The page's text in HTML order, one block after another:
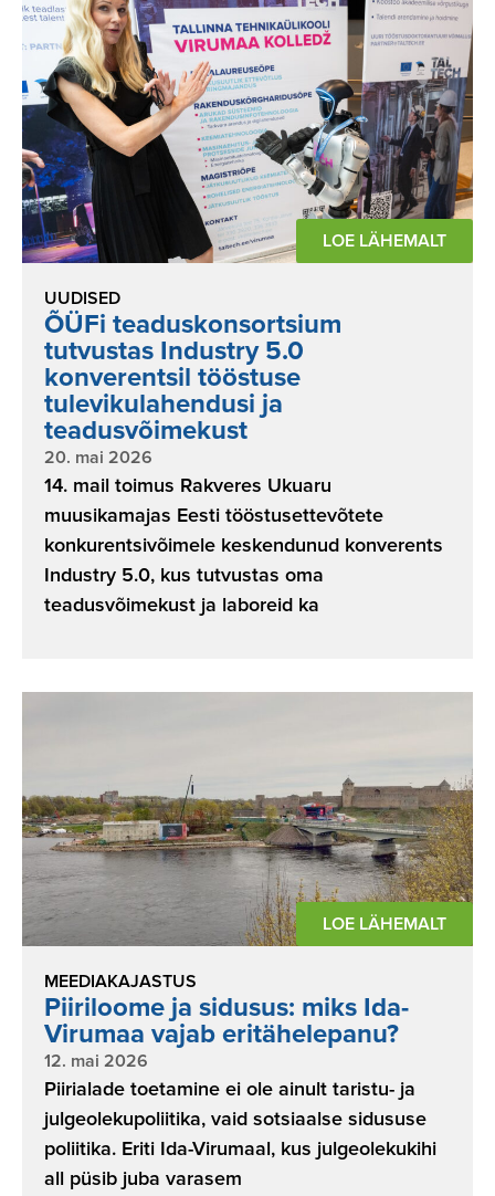
LOE LÄHEMALT
UUDISED
ÕÜFi teaduskonsortsium
tutvustas Industry 5.0
konverentsil tööstuse
tulevikulahendusi ja
teadusvõimekust
20. mai 2026
14. mail toimus Rakveres Ukuaru
muusikamajas Eesti tööstusettevõtete
konkurentsivõimele keskendunud konverents
Industry 5.0, kus tutvustas oma
teadusvõimekust ja laboreid ka
LOE LÄHEMALT
MEEDIAKAJASTUS
Piiriloome ja sidusus: miks Ida-
Virumaa vajab eritähelepanu?
12. mai 2026
Piirialade toetamine ei ole ainult taristu- ja
julgeolekupoliitika, vaid sotsiaalse sidususe
poliitika. Eriti Ida-Virumaal, kus julgeolekukihi
all püsib juba varasem